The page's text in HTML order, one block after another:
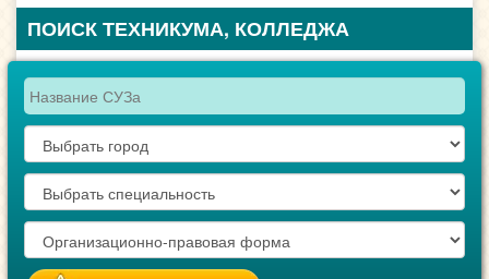
ПОИСК ТЕХНИКУМА, КОЛЛЕДЖА